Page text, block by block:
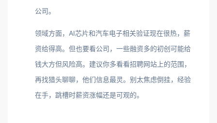
公司。
领域方面，AI芯片和汽车电子相关验证现在很热，薪
资给得高。但也要看公司，一些融资多的初创可能给
钱大方但风险高。建议你多看看招聘网站上的范围，
再找猎头聊聊，他们信息最灵。别太焦虑倒挂，经验
在手，跳槽时薪资涨幅还是可观的。